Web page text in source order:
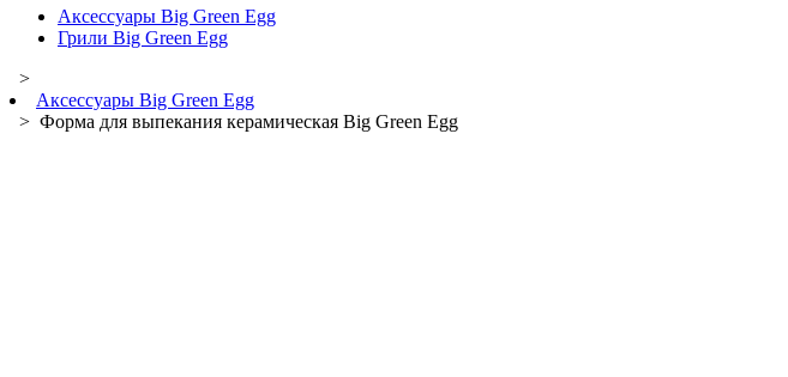
Аксессуары Big Green Egg
Грили Big Green Egg
>
Аксессуары Big Green Egg
> Форма для выпекания керамическая Big Green Egg